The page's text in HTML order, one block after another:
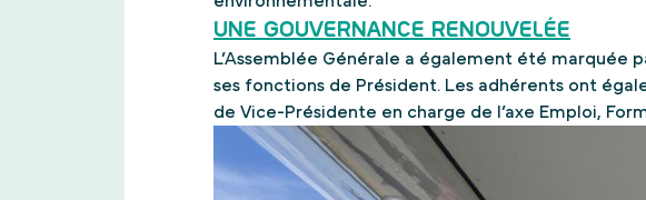
UNE GOUVERNANCE RENOUVELÉE
L’Assemblée Générale a également été marquée
ses fonctions de Président. Les adhérents ont
de Vice-Présidente en charge de l’axe Emploi,